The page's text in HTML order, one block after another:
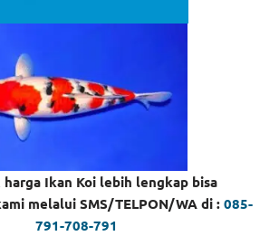
Ikan Koi lebih lengkap bisa
melalui SMS/TELPON/WA di : 085-
791-708-791